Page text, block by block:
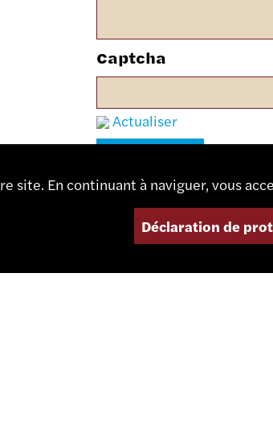
Captcha
Actualiser
En continuant à naviguer, vous
Déclaration de